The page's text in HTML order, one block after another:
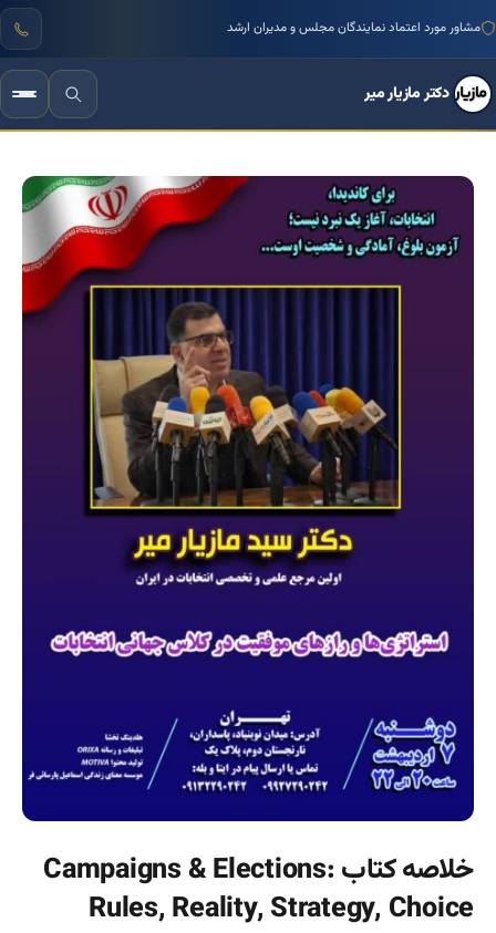
منتور بیش از ۱۰۰۰ کسب‌وکار ایرانی
دکتر مازیار میر
خلاصه کتاب Campaigns & Elections:
Rules, Reality, Strategy, Choice